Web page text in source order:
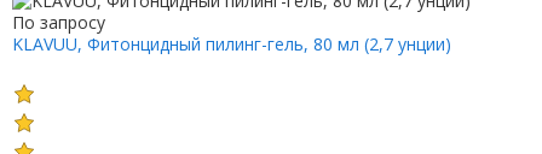
По запросу
KLAVUU, Фитонцидный пилинг-гель, 80 мл (2,7 унции)